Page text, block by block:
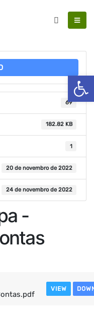
69
182.82 KB
1
20 de novembro de 2022
24 de novembro de 2022
-
VIEW